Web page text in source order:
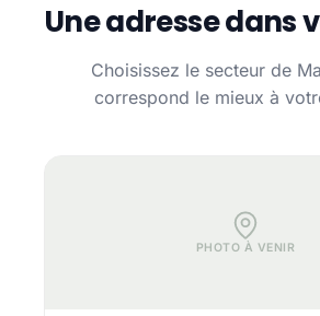
Une adresse dans
Choisissez le secteur de
correspond le mieux à
PHOTO À VENIR